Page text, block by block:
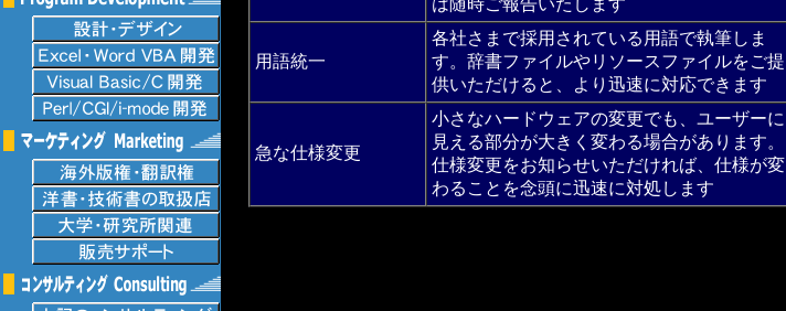
は随時ご報告いたします
用語統一
各社さまで採用されている用語で執筆しま
す。辞書ファイルやリソースファイルをご提
供いただけると、より迅速に対応できます
急な仕様変更
小さなハードウェアの変更でも、ユーザーに
見える部分が大きく変わる場合があります。
仕様変更をお知らせいただければ、仕様が変
わることを念頭に迅速に対処します